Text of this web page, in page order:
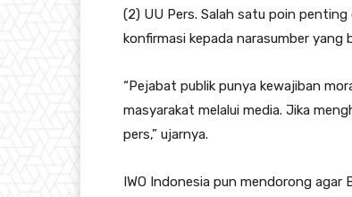
(2) UU Pers. Salah satu poin
konfirmasi kepada narasumber yang
“Pejabat publik punya kewajiban
masyarakat melalui media. Jika
pers,” ujarnya.
IWO Indonesia pun mendorong